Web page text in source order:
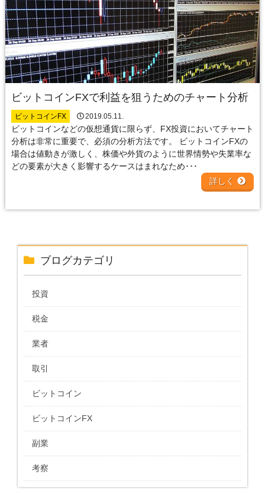
ビットコインFXで利益を狙うためのチャート分析
ビットコインFX 2019.05.11.
ビットコインなどの仮想通貨に限らず、FX投資においてチャート
分析は非常に重要で、必須の分析方法です。 ビットコインFXの
場合は値動きが激しく、株価や外貨のように世界情勢や失業率な
どの要素が大きく影響するケースはまれなため･･･
詳しく
ブログカテゴリ
投資
税金
業者
取引
ビットコイン
ビットコインFX
副業
考察